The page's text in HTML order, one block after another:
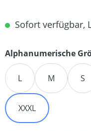
Sofort verfügbar,
Alphanumerische
L M S
XXXL